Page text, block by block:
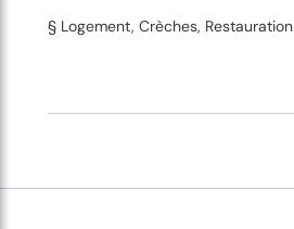
§ Logement, Crèches, Restauration